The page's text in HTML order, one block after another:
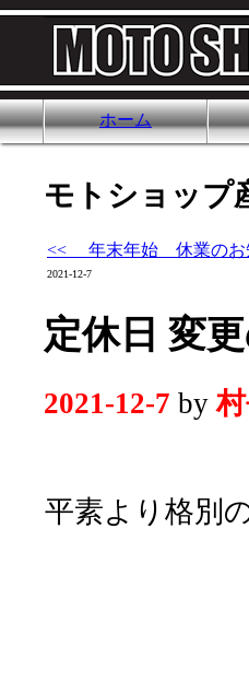
ホーム
モトショップ
<< 年末年始 休業のお
2021-12-7
定休日 変
2021-12-7 by
平素より格別